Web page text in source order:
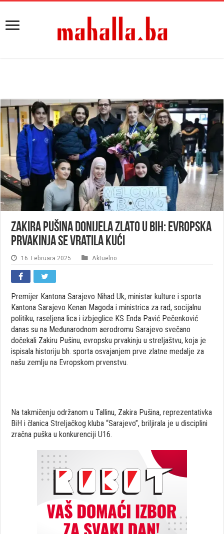
Zakira Pušina donijela zlato u BiH: Evropska
prvakinja se vratila kući
16. Februara 2025. Aktuelno
Premijer Kantona Sarajevo Nihad Uk, ministar kulture i sporta
Kantona Sarajevo Kenan Magoda i ministrica za rad, socijalnu
politiku, raseljena lica i izbjeglice KS Enda Pavić Pečenković
danas su na Međunarodnom aerodromu Sarajevo svečano
dočekali Zakiru Pušinu, evropsku prvakinju u streljaštvu, koja je
ispisala historiju bh. sporta osvajanjem prve zlatne medalje za
našu zemlju na Evropskom prvenstvu.
Na takmičenju održanom u Tallinu, Zakira Pušina, reprezentativka
BiH i članica Streljačkog kluba “Sarajevo”, briljirala je u disciplini
zračna puška u konkurenciji U16.